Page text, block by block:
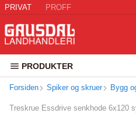
PRIVAT PROFF
PRODUKTER
Forsiden Spiker og skruer Bygg
Treskrue Essdrive senkhode 6x120